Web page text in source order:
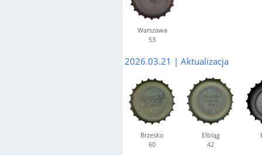
Warszawa
53
2026.03.21 | Aktualizacja
Brzesko
60
Elbląg
42